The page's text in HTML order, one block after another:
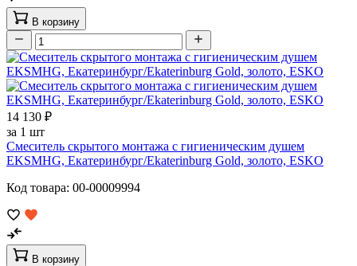
В корзину
14 130 ₽
за 1 шт
Смеситель скрытого монтажа с гигиеническим душем
EKSMHG, Екатеринбург/Ekaterinburg Gold, золото, ESKO
Код товара: 00-00009994
В корзину